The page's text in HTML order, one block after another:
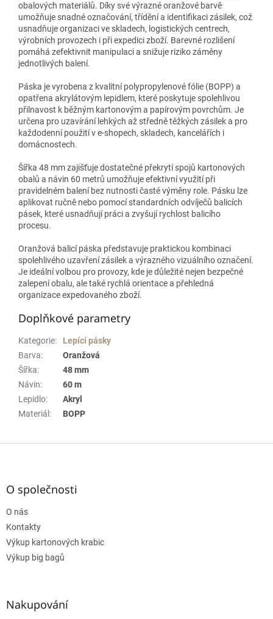
obalových materiálů. Díky své výrazné oranžové barvě
umožňuje snadné označování, třídění a identifikaci zásilek, což
usnadňuje organizaci ve skladech, logistických centrech,
výrobních provozech i při expedici zboží. Barevné rozlišení
pomáhá zefektivnit manipulaci a snižuje riziko záměny
jednotlivých balení.
Páska je vyrobena z kvalitní polypropylenové fólie (BOPP) a
opatřena akrylátovým lepidlem, které poskytuje spolehlivou
přilnavost k běžným kartonovým a papírovým povrchům. Je
určena pro uzavírání lehkých až středně těžkých zásilek a pro
každodenní použití v e-shopech, skladech, kancelářích i
domácnostech.
Šířka 48 mm zajišťuje dostatečné překrytí spojů kartonových
obalů a návin 60 metrů umožňuje efektivní využití při
pravidelném balení bez nutnosti časté výměny role. Pásku lze
aplikovat ručně nebo pomocí standardních odvíječů balicích
pásek, které usnadňují práci a zvyšují rychlost balicího
procesu.
Oranžová balicí páska představuje praktickou kombinaci
spolehlivého uzavření zásilek a výrazného vizuálního označení.
Je ideální volbou pro provozy, kde je důležité nejen bezpečné
zalepení obalu, ale také rychlá orientace a přehledná
organizace expedovaného zboží.
Doplňkové parametry
Kategorie:
Lepící pásky
Barva:
Oranžová
Šířka:
48 mm
Návin:
60 m
Lepidlo:
Akryl
Materiál : BOPP
Z
O společnosti
O nás
Kontakty
Výkup kartonových krabic
Výkup big bagů
Nakupování